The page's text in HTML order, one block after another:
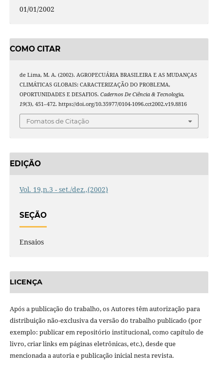
01/01/2002
COMO CITAR
de Lima, M. A. (2002). AGROPECUÁRIA BRASILEIRA E AS MUDANÇAS
CLIMÁTICAS GLOBAIS: CARACTERIZAÇÃO DO PROBLEMA,
OPORTUNIDADES E DESAFIOS. Cadernos De Ciência & Tecnologia,
19(3), 451–472. https://doi.org/10.35977/0104-1096.cct2002.v19.8816
Fomatos de Citação
EDIÇÃO
Vol. 19,n.3 - set./dez.,(2002)
SEÇÃO
Ensaios
LICENÇA
Após a publicação do trabalho, os Autores têm autorização para
distribuição não-exclusiva da versão do trabalho publicado (por
exemplo: publicar em repositório institucional, como capítulo de
livro, criar links em páginas eletrônicas, etc.), desde que
mencionada a autoria e publicação inicial nesta revista.